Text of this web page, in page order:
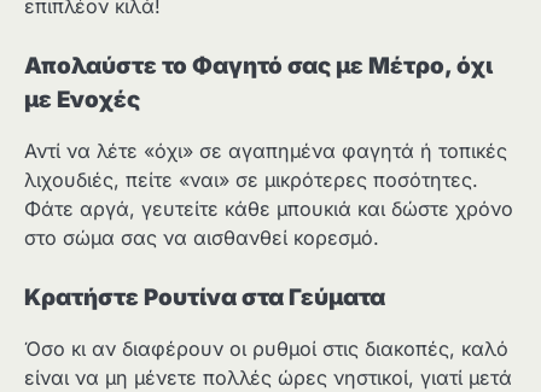
επιπλέον κιλά!
Απολαύστε το Φαγητό σας με Μέτρο, όχι
με Ενοχές
Αντί να λέτε «όχι» σε αγαπημένα φαγητά ή τοπικές
λιχουδιές, πείτε «ναι» σε μικρότερες ποσότητες.
Φάτε αργά, γευτείτε κάθε μπουκιά και δώστε χρόνο
στο σώμα σας να αισθανθεί κορεσμό.
Κρατήστε Ρουτίνα στα Γεύματα
Όσο κι αν διαφέρουν οι ρυθμοί στις διακοπές, καλό
είναι να μη μένετε πολλές ώρες νηστικοί, γιατί μετά